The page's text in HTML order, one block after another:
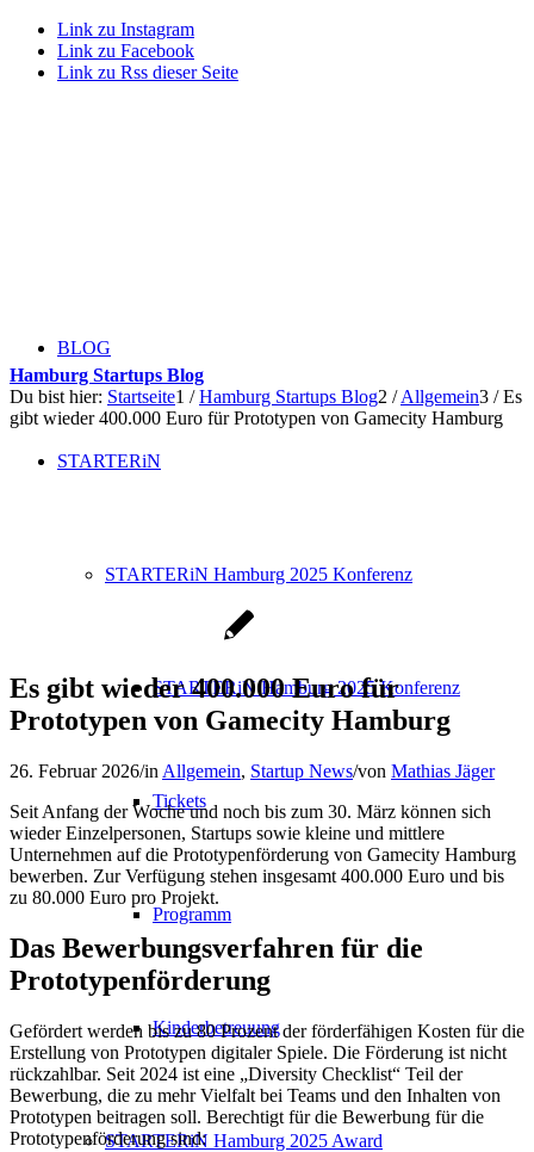
Link zu Instagram
Link zu Facebook
Link zu Rss dieser Seite
BLOG
STARTERiN
STARTERiN Hamburg 2025 Konferenz
STARTERiN Hamburg 2025 Konferenz
Tickets
Programm
Kinderbetreuung
STARTERiN Hamburg 2025 Award
Hamburg Startups Blog
Du bist hier: Startseite1 / Hamburg Startups Blog2 / Allgemein3 / Es
gibt wieder 400.000 Euro für Prototypen von Gamecity Hamburg
Es gibt wieder 400.000 Euro für
Prototypen von Gamecity Hamburg
26. Februar 2026/in Allgemein, Startup News/von Mathias Jäger
Seit Anfang der Woche und noch bis zum 30. März können sich
wieder Einzelpersonen, Startups sowie kleine und mittlere
Unternehmen auf die Prototypenförderung von Gamecity Hamburg
bewerben. Zur Verfügung stehen insgesamt 400.000 Euro und bis
zu 80.000 Euro pro Projekt.
Das Bewerbungsverfahren für die
Prototypenförderung
Gefördert werden bis zu 80 Prozent der förderfähigen Kosten für die
Erstellung von Prototypen digitaler Spiele. Die Förderung ist nicht
rückzahlbar. Seit 2024 ist eine „Diversity Checklist“ Teil der
Bewerbung, die zu mehr Vielfalt bei Teams und den Inhalten von
Prototypen beitragen soll. Berechtigt für die Bewerbung für die
Prototypenförderung sind: